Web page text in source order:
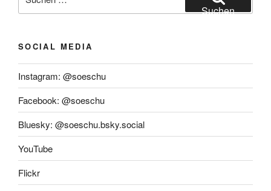
nach:
Suchen
SOCIAL MEDIA
Instagram: @soeschu
Facebook: @soeschu
Bluesky: @soeschu.bsky.social
YouTube
Flickr